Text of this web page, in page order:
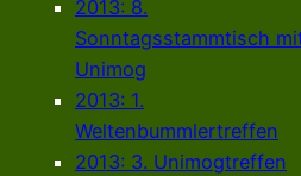
2013: 8.
Sonntagsstammtisch
Unimog
2013: 1.
Weltenbummlertreffen
2013: 3. Unimogtreffen